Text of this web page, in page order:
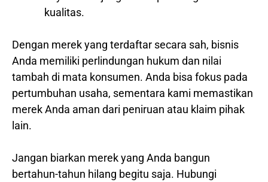
kualitas.
Dengan merek yang terdaftar secara sah, bisnis
Anda memiliki perlindungan hukum dan nilai
tambah di mata konsumen. Anda bisa fokus pada
pertumbuhan usaha, sementara kami memastikan
merek Anda aman dari peniruan atau klaim pihak
lain.
Jangan biarkan merek yang Anda bangun
bertahun-tahun hilang begitu saja. Hubungi